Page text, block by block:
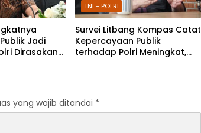
Jadi
Dirasakan
TNI - POLRI
Survei Litbang Kompas Catat
Kepercayaan Publik
terhadap Polri Meningkat,
yang wajib ditandai *